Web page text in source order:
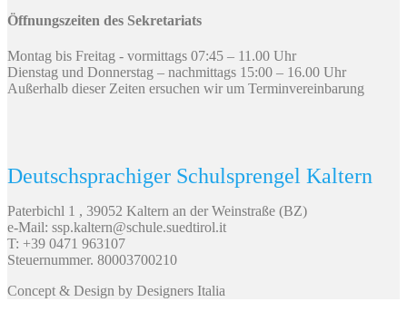
Öffnungszeiten des Sekretariats
Montag bis Freitag - vormittags 07:45 – 11.00 Uhr
Dienstag und Donnerstag – nachmittags 15:00 – 16.00 Uhr
Außerhalb dieser Zeiten ersuchen wir um Terminvereinbarung
Deutschsprachiger Schulsprengel Kaltern
Paterbichl 1 , 39052 Kaltern an der Weinstraße (BZ)
e-Mail: ssp.kaltern@schule.suedtirol.it
T: +39 0471 963107
Steuernummer. 80003700210
Concept & Design by Designers Italia